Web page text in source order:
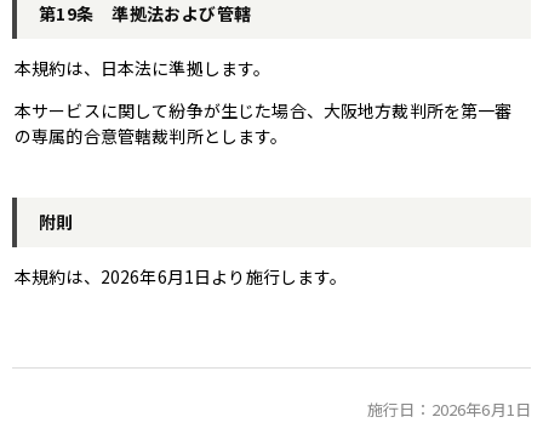
第19条 準拠法および管轄
本規約は、日本法に準拠します。
本サービスに関して紛争が生じた場合、大阪地方裁判所を第一審
の専属的合意管轄裁判所とします。
附則
本規約は、2026年6月1日より施行します。
施行日：2026年6月1日